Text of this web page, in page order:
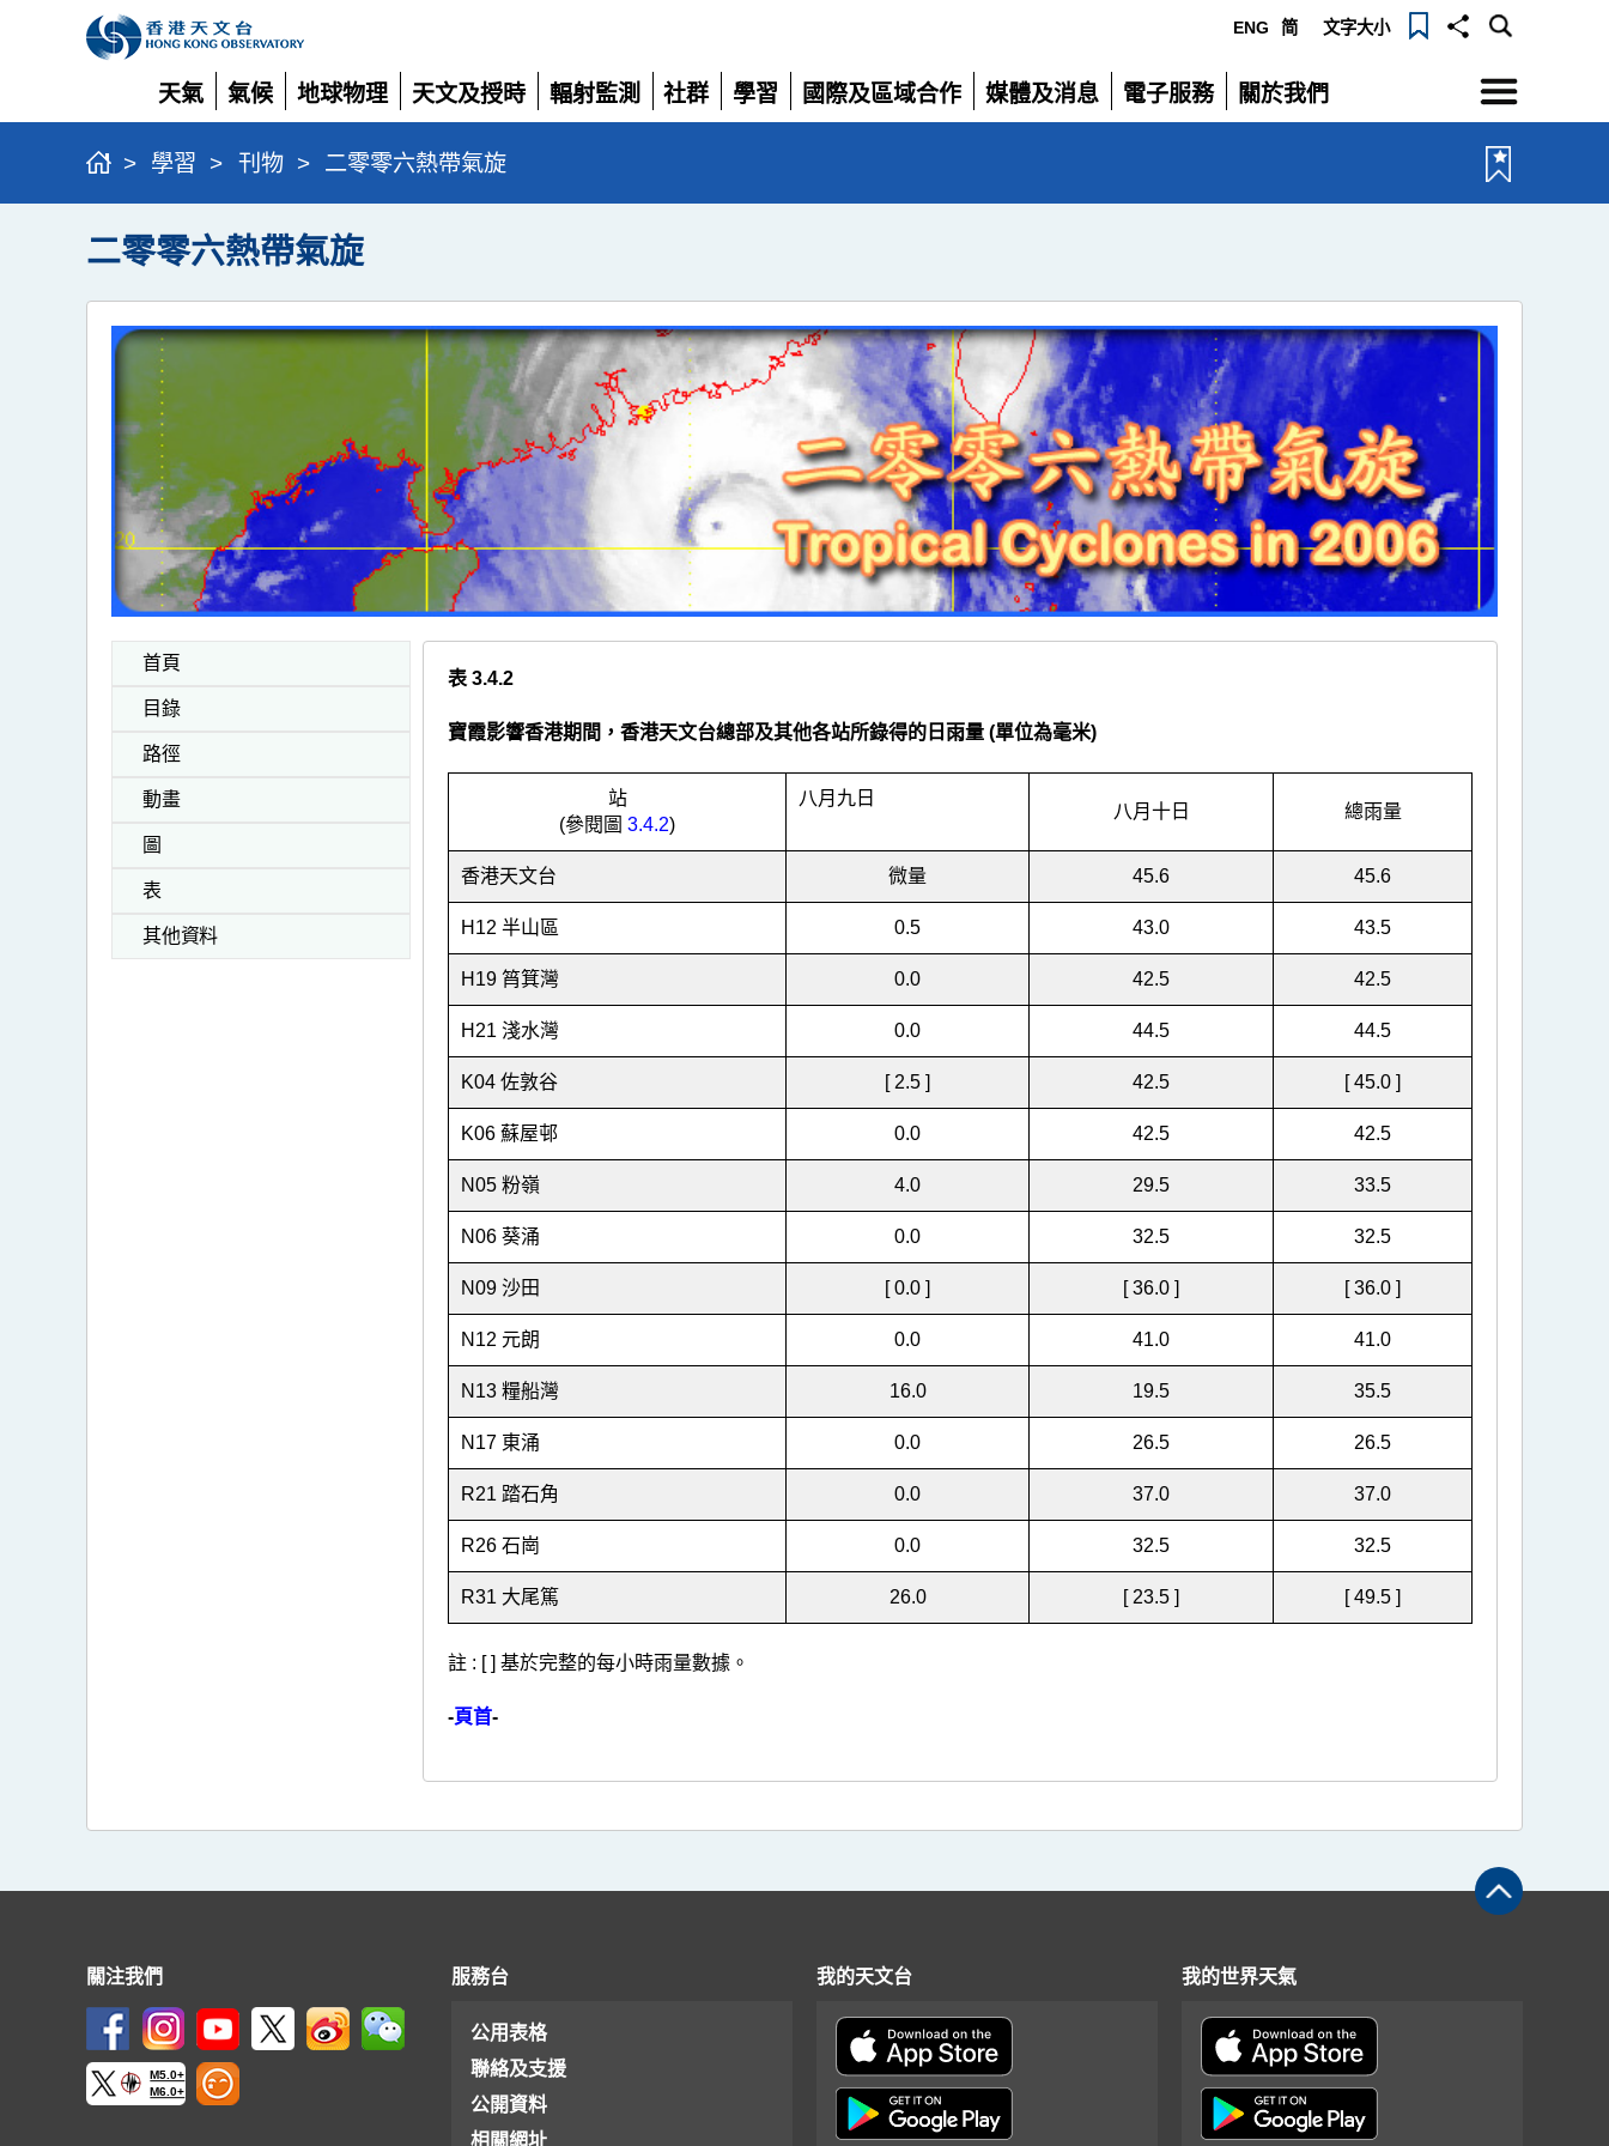
ENG 简 文字大小
天氣
展
開
氣候
展
開
地球物理
展
開
天文及授時
展
開
輻射監測
展
社群
展
學習
展
國際及區域合作
展
媒體及消息
展
電子服務
展
關於我們
展
選
單
> 學習 > 刊物 > 二零零六熱帶氣旋
二零零六熱帶氣旋
首頁
目錄
路徑
動畫
圖
表
其他資料
表 3.4.2
寶霞影響香港期間，香港天文台總部及其他各站所錄得的日雨量 (單位為毫米)
站
(參閱圖 3.4.2)
八月九日
八月十日 總雨量
香港天文台 微量 45.6 45.6
H12 半山區 0.5 43.0 43.5
H19 筲箕灣 0.0 42.5 42.5
H21 淺水灣 0.0 44.5 44.5
K04 佐敦谷 [ 2.5 ] 42.5 [ 45.0 ]
K06 蘇屋邨 0.0 42.5 42.5
N05 粉嶺 4.0 29.5 33.5
N06 葵涌 0.0 32.5 32.5
N09 沙田 [ 0.0 ] [ 36.0 ] [ 36.0 ]
N12 元朗 0.0 41.0 41.0
N13 糧船灣 16.0 19.5 35.5
N17 東涌 0.0 26.5 26.5
R21 踏石角 0.0 37.0 37.0
R26 石崗 0.0 32.5 32.5
R31 大尾篤 26.0 [ 23.5 ] [ 49.5 ]
註 : [ ] 基於完整的每小時雨量數據。
-頁首-
關注我們
M5.0+
M6.0+
服務台
公用表格
聯絡及支援
公開資料
相關網址
我的天文台 我的世界天氣